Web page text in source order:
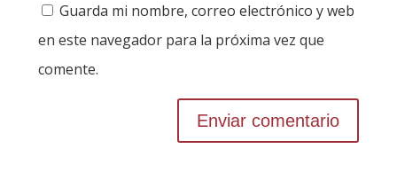
Guarda mi nombre, correo electrónico y web
en este navegador para la próxima vez que
comente.